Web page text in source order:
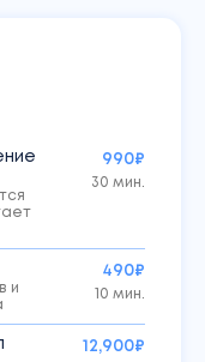
990₽
30 мин.
и
490₽
10 мин.
12,900₽